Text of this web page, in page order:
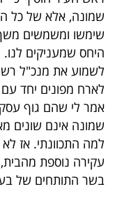
אדום
פרסמו
באייס
עקבו
אחרינו:
שמונה, אלא של כל
שימשו ומשמשים
היחס שמעניקים
לשמוע את מנכ"ל רשת
לארח מפונים יחד
אמר לי שהם גוף
שמונה אינם שונים
למה התכוונתי. אז לא
עקירה נוספת מהבית,
בשר התותחים של